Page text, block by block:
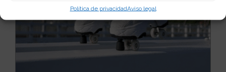
Política de privacidadAviso legal